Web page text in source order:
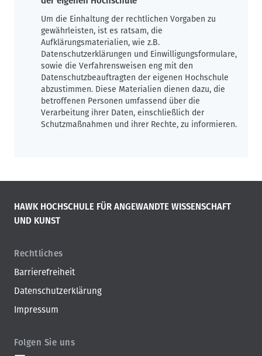
Um die Einhaltung der rechtlichen Vorgaben zu
gewährleisten, ist es ratsam, die
Aufklärungsmaterialien, wie z.B.
Datenschutzerklärungen und Einwilligungsformulare,
sowie die Verfahrensweisen eng mit den
Datenschutzbeauftragten der eigenen Hochschule
abzustimmen. Diese Materialien dienen dazu, die
betroffenen Personen umfassend über die
Verarbeitung ihrer Daten, einschließlich der
Schutzmaßnahmen und ihrer Rechte, zu informieren.
HAWK HOCHSCHULE FÜR ANGEWANDTE WISSENSCHAFT
UND KUNST
Rechtliches
Barrierefreiheit
Datenschutzerklärung
Impressum
Folgen Sie uns